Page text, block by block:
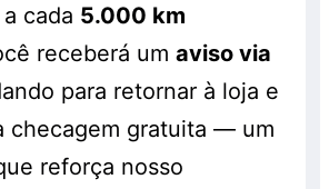
cada 5.000 km
receberá umaviso via
para retornar à loja e
checagem gratuita — um
reforça nosso